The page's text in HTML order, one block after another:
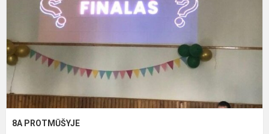
8A PROTMŪŠYJE